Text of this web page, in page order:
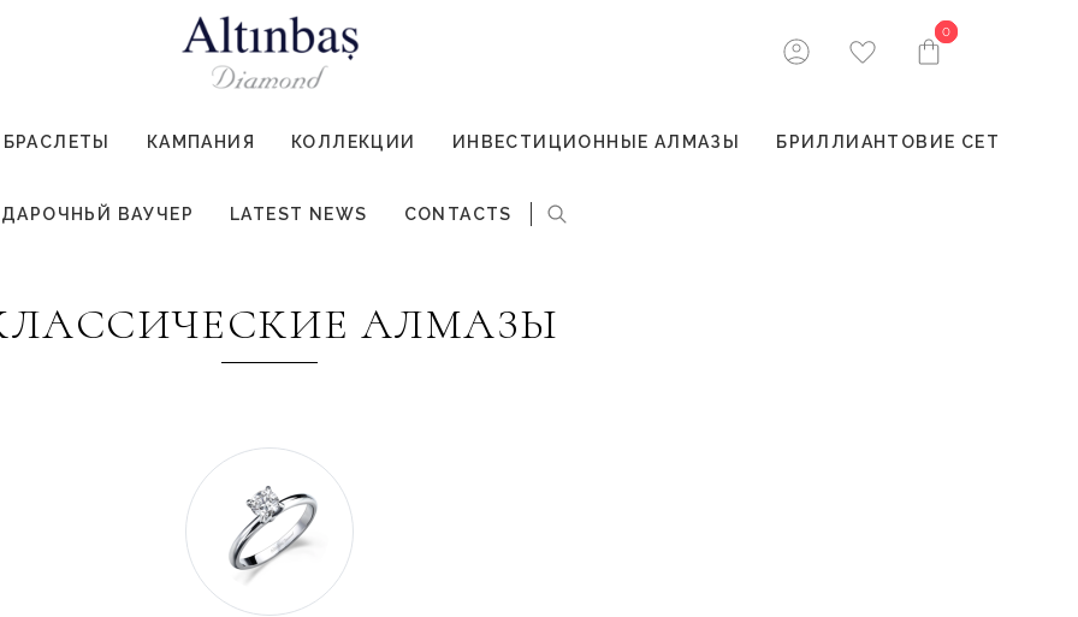
0
0
БРАСЛЕТЫ КАМПАНИЯ КОЛЛЕКЦИИ ИНВЕСТИЦИОННЫЕ АЛМАЗЫ БРИЛЛИАНТОВИЕ СЕТ
ВАУЧЕР LATEST NEWS CONTACTS
АЛМАЗЫ